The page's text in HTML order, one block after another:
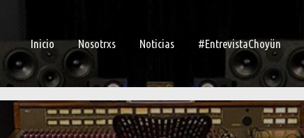
Inicio Nosotrxs Noticias #EntrevistaChoyün